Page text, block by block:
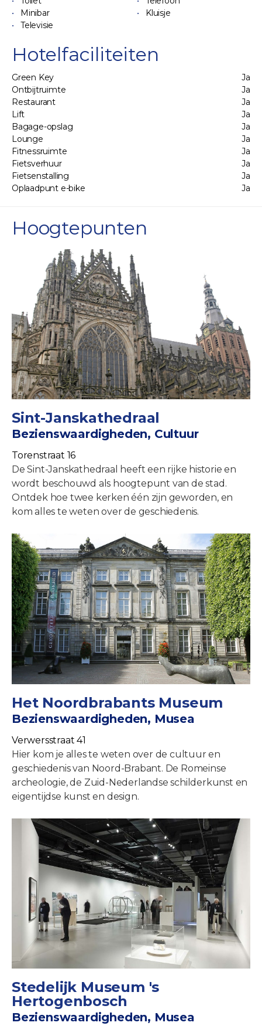
Minibar
Kluisje
Televisie
Hotelfaciliteiten
Green Key
Ja
Ontbijtruimte
Ja
Restaurant
Ja
Lift
Ja
Bagage-opslag
Ja
Lounge
Ja
Fitnessruimte
Ja
Fietsverhuur
Ja
Fietsenstalling
Ja
Oplaadpunt e-bike
Ja
Hoogtepunten
Sint-Janskathedraal
Bezienswaardigheden, Cultuur
Torenstraat 16
De Sint-Janskathedraal heeft een rijke historie en
wordt beschouwd als hoogtepunt van de stad.
Ontdek hoe twee kerken één zijn geworden, en
kom alles te weten over de geschiedenis.
Het Noordbrabants Museum
Bezienswaardigheden, Musea
Verwersstraat 41
Hier kom je alles te weten over de cultuur en
geschiedenis van Noord-Brabant. De Romeinse
archeologie, de Zuid-Nederlandse schilderkunst en
eigentijdse kunst en design.
Stedelijk Museum 's
Hertogenbosch
Bezienswaardigheden, Musea